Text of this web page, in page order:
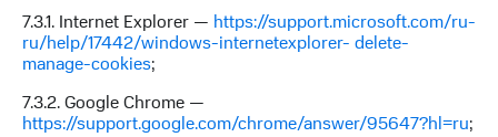
7.3.1. Internet Explorer — https://support.microsoft.com/ru-
ru/help/17442/windows-internetexplorer- delete-
manage-cookies;
7.3.2. Google Chrome —
https://support.google.com/chrome/answer/95647?hl=ru;